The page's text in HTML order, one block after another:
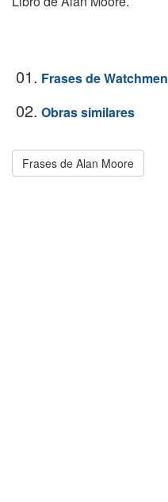
01. Frases de Watchmen
02. Obras similares
Frases de Alan Moore